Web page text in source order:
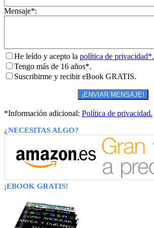
Mensaje*:
He leído y acepto la política de privacidad*.
Tengo más de 16 años*.
Suscribirme y recibir eBook GRATIS.
*Información adicional: Política de privacidad.
¿NECESITAS ALGO?
¡EBOOK GRATIS!